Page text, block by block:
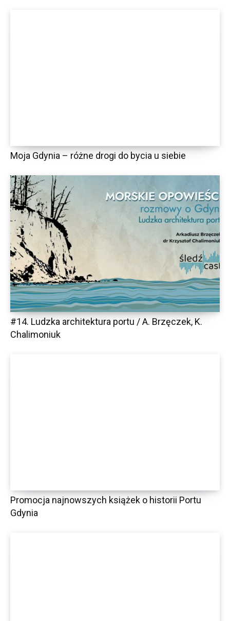
Moja Gdynia – różne drogi do bycia u siebie
#14. Ludzka architektura portu / A. Brzęczek, K.
Chalimoniuk
Promocja najnowszych książek o historii Portu
Gdynia